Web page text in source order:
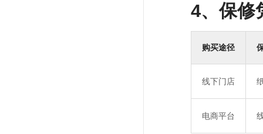
4、保修
购买途径
线下门店
电商平台